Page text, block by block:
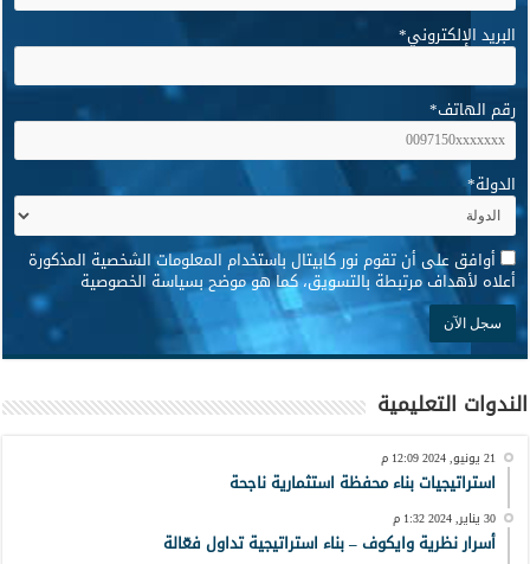
البريد الإلكتروني*
رقم الهاتف*
الدولة*
* أوافق على أن تقوم نور كابيتال باستخدام المعلومات الشخصية المذكورة
أعلاه لأهداف مرتبطة بالتسويق، كما هو موضح بسياسة الخصوصية
الندوات التعليمية
21 يونيو, 2024 12:09 م
استراتيجيات بناء محفظة استثمارية ناجحة
30 يناير, 2024 1:32 م
أسرار نظرية وايكوف – بناء استراتيجية تداول فعّالة